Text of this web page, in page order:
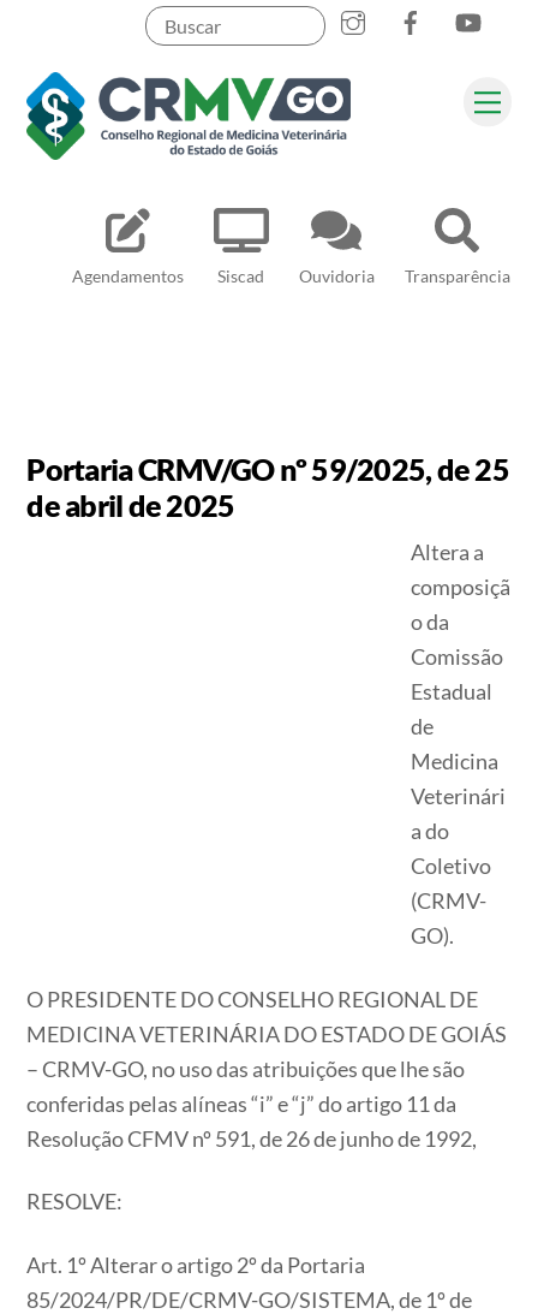
content
Agendamentos Siscad Ouvidoria Transparência
Pesquisar
Portaria CRMV/GO nº 59/2025, de 25
de abril de 2025
Altera a
composiçã
o da
Comissão
Estadual
de
Medicina
Veterinári
a do
Coletivo
(CRMV-
GO).
O PRESIDENTE DO CONSELHO REGIONAL DE
MEDICINA VETERINÁRIA DO ESTADO DE GOIÁS
– CRMV-GO, no uso das atribuições que lhe são
conferidas pelas alíneas “i” e “j” do artigo 11 da
Resolução CFMV nº 591, de 26 de junho de 1992,
RESOLVE:
Art. 1º Alterar o artigo 2º da Portaria
85/2024/PR/DE/CRMV-GO/SISTEMA, de 1º de